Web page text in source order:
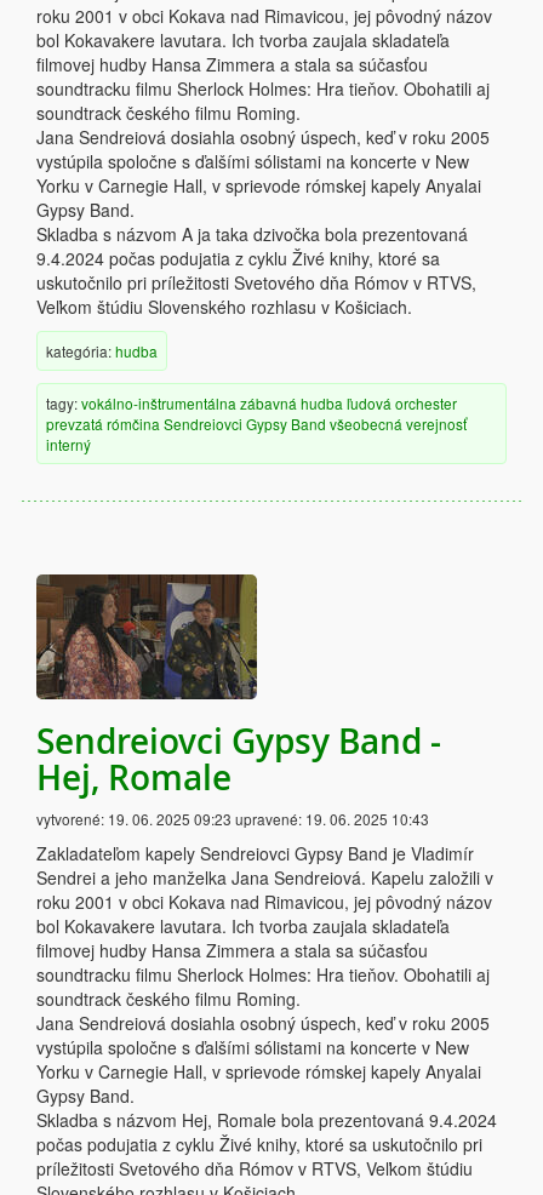
roku 2001 v obci Kokava nad Rimavicou, jej pôvodný názov
bol Kokavakere lavutara. Ich tvorba zaujala skladateľa
filmovej hudby Hansa Zimmera a stala sa súčasťou
soundtracku filmu Sherlock Holmes: Hra tieňov. Obohatili aj
soundtrack českého filmu Roming.
Jana Sendreiová dosiahla osobný úspech, keď v roku 2005
vystúpila spoločne s ďalšími sólistami na koncerte v New
Yorku v Carnegie Hall, v sprievode rómskej kapely Anyalai
Gypsy Band.
Skladba s názvom A ja taka dzivočka bola prezentovaná
9.4.2024 počas podujatia z cyklu Živé knihy, ktoré sa
uskutočnilo pri príležitosti Svetového dňa Rómov v RTVS,
Veľkom štúdiu Slovenského rozhlasu v Košiciach.
kategória:hudba
tagy:vokálno-inštrumentálna zábavná hudba ľudová orchester
prevzatá rómčina Sendreiovci Gypsy Band všeobecná verejnosť
interný
Sendreiovci Gypsy Band -
Hej, Romale
vytvorené: 19. 06. 2025 09:23 upravené: 19. 06. 2025 10:43
Zakladateľom kapely Sendreiovci Gypsy Band je Vladimír
Sendrei a jeho manželka Jana Sendreiová. Kapelu založili v
roku 2001 v obci Kokava nad Rimavicou, jej pôvodný názov
bol Kokavakere lavutara. Ich tvorba zaujala skladateľa
filmovej hudby Hansa Zimmera a stala sa súčasťou
soundtracku filmu Sherlock Holmes: Hra tieňov. Obohatili aj
soundtrack českého filmu Roming.
Jana Sendreiová dosiahla osobný úspech, keď v roku 2005
vystúpila spoločne s ďalšími sólistami na koncerte v New
Yorku v Carnegie Hall, v sprievode rómskej kapely Anyalai
Gypsy Band.
Skladba s názvom Hej, Romale bola prezentovaná 9.4.2024
počas podujatia z cyklu Živé knihy, ktoré sa uskutočnilo pri
príležitosti Svetového dňa Rómov v RTVS, Veľkom štúdiu